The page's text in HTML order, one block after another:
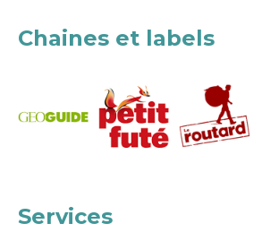
Chaines et labels
Services